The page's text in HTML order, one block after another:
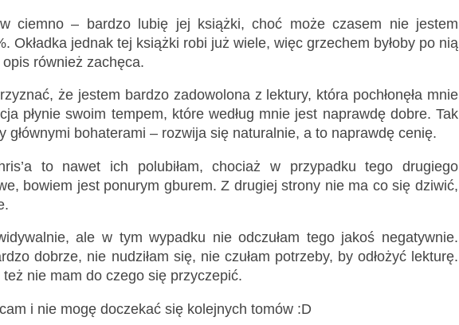
ciemno – bardzo lubię jej książki, choć może czasem nie jestem
Okładka jednak tej książki robi już wiele, więc grzechem byłoby po nią
również zachęca.
że jestem bardzo zadowolona z lektury, która pochłonęła mnie
płynie swoim tempem, które według mnie jest naprawdę dobre. Tak
głównymi bohaterami – rozwija się naturalnie, a to naprawdę cenię.
to nawet ich polubiłam, chociaż w przypadku tego drugiego
bowiem jest ponurym gburem. Z drugiej strony nie ma co się dziwić,
ale w tym wypadku nie odczułam tego jakoś negatywnie.
dobrze, nie nudziłam się, nie czułam potrzeby, by odłożyć lekturę.
nie mam do czego się przyczepić.
i nie mogę doczekać się kolejnych tomów :D